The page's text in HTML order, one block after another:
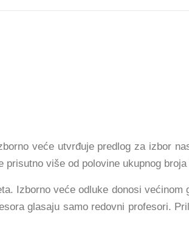
veće utvrđuje predlog za izbor
više od polovine ukupnog
Izborno veće odluke donosi
glasaju samo redovni profesori.